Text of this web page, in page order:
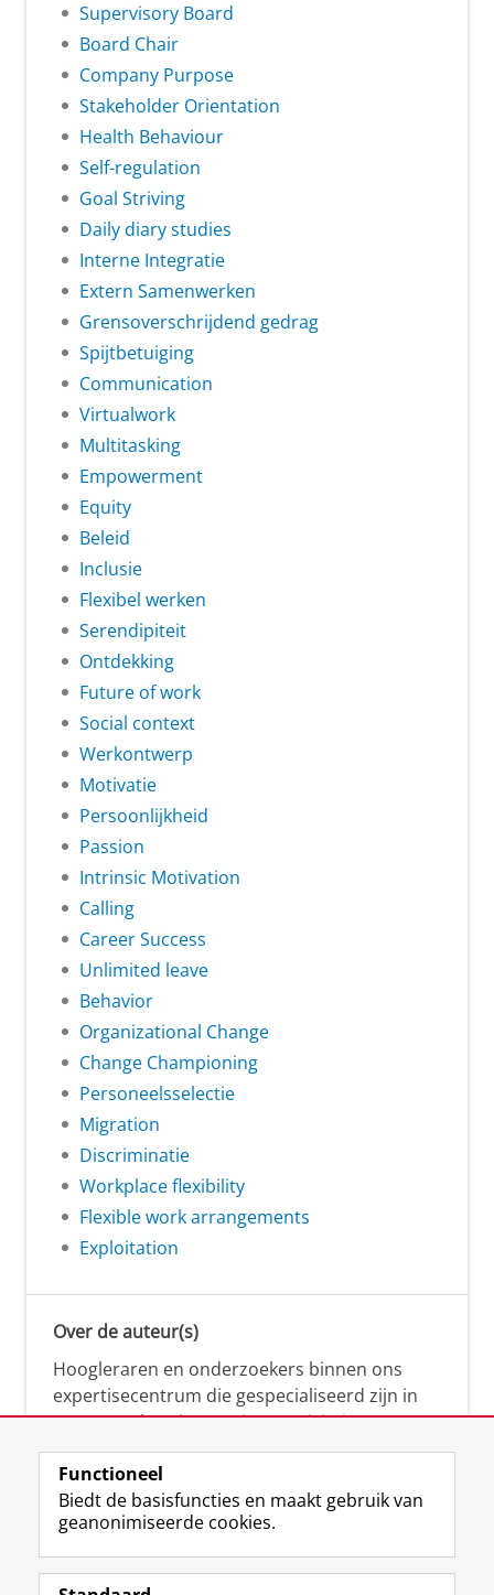
Supervisory Board
Board Chair
Company Purpose
Stakeholder Orientation
Health Behaviour
Self-regulation
Goal Striving
Daily diary studies
Interne Integratie
Extern Samenwerken
Grensoverschrijdend gedrag
Spijtbetuiging
Communication
Virtualwork
Multitasking
Empowerment
Equity
Beleid
Inclusie
Flexibel werken
Serendipiteit
Ontdekking
Future of work
Social context
Werkontwerp
Motivatie
Persoonlijkheid
Passion
Intrinsic Motivation
Calling
Career Success
Unlimited leave
Behavior
Organizational Change
Change Championing
Personeelsselectie
Migration
Discriminatie
Workplace flexibility
Flexible work arrangements
Exploitation
Over de auteur(s)
Hoogleraren en onderzoekers binnen ons
expertisecentrum die gespecialiseerd zijn in
samenwerken, innovatie, creativiteit,
diversiteit, leiderschap en ethisch gedrag.
Over deze blog
Via deze blog vertalen onze experts hun
Functioneel
Biedt de basisfuncties en maakt gebruik van
geanonimiseerde cookies.